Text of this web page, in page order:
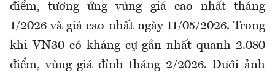
điểm, tương ứng vùng giá cao nhất tháng
1/2026 và giá cao nhất ngày 11/05/2026. Trong
khi VN30 có kháng cự gần nhất quanh 2.080
điểm, vùng giá đỉnh tháng 2/2026. Dưới ảnh